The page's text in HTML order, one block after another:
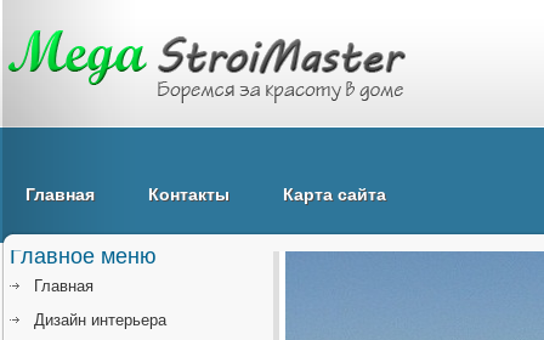
Главная Контакты Карта сайта
Главное меню
Главная
Дизайн интерьера